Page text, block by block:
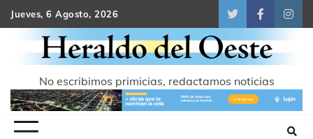
Skip
to
content
Jueves, 6 Agosto, 2026
TwitterFacebook
No escribimos primicias, redactamos noticias